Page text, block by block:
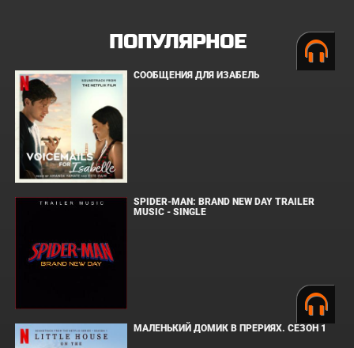
ПОПУЛЯРНОЕ
СООБЩЕНИЯ ДЛЯ ИЗАБЕЛЬ
SPIDER-MAN: BRAND NEW DAY TRAILER
MUSIC - SINGLE
МАЛЕНЬКИЙ ДОМИК В ПРЕРИЯХ. СЕЗОН 1